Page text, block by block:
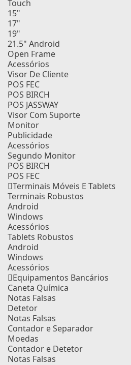
Touch
15"
17"
19"
21.5" Android
Open Frame
Acessórios
Visor De Cliente
POS FEC
POS BIRCH
POS JASSWAY
Visor Com Suporte
Monitor
Publicidade
Acessórios
Segundo Monitor
POS BIRCH
POS FEC
Terminais Móveis E Tablets
Terminais Robustos
Android
Windows
Acessórios
Tablets Robustos
Android
Windows
Acessórios
Equipamentos Bancários
Caneta Química
Notas Falsas
Detetor
Notas Falsas
Contador e Separador
Moedas
Contador e Detetor
Notas Falsas